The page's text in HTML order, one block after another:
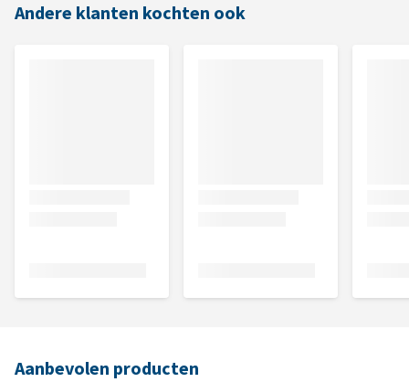
Andere klanten kochten ook
Aanbevolen producten